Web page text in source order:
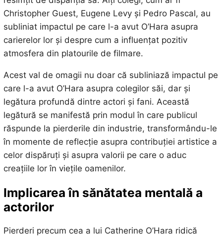
Christopher Guest, Eugene Levy și Pedro Pascal, au
subliniat impactul pe care l-a avut O’Hara asupra
carierelor lor și despre cum a influențat pozitiv
atmosfera din platourile de filmare.
Acest val de omagii nu doar că subliniază impactul pe
care l-a avut O’Hara asupra colegilor săi, dar și
legătura profundă dintre actori și fani. Această
legătură se manifestă prin modul în care publicul
răspunde la pierderile din industrie, transformându-le
în momente de reflecție asupra contribuției artistice a
celor dispăruți și asupra valorii pe care o aduc
creațiile lor în viețile oamenilor.
Implicarea în sănătatea mentală a
actorilor
Pierderi precum cea a lui Catherine O’Hara ridică